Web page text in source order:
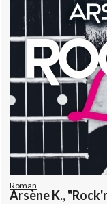
Roman
Arsène K.,